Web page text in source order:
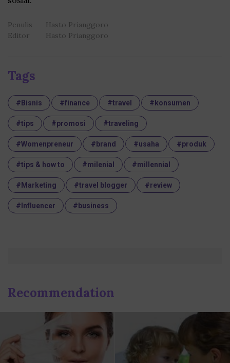
Penulis
Hasto Prianggoro
Editor
Hasto Prianggoro
Tags
#Bisnis #finance #travel #konsumen
#tips #promosi #traveling
#Womenpreneur #brand #usaha #produk
#tips & how to #milenial #millennial
#Marketing #travel blogger #review
#Influencer #business
Recommendation